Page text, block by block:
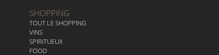
SHOPPING
TOUT LE SHOPPING
VINS
SPIRITUEUX
FOOD